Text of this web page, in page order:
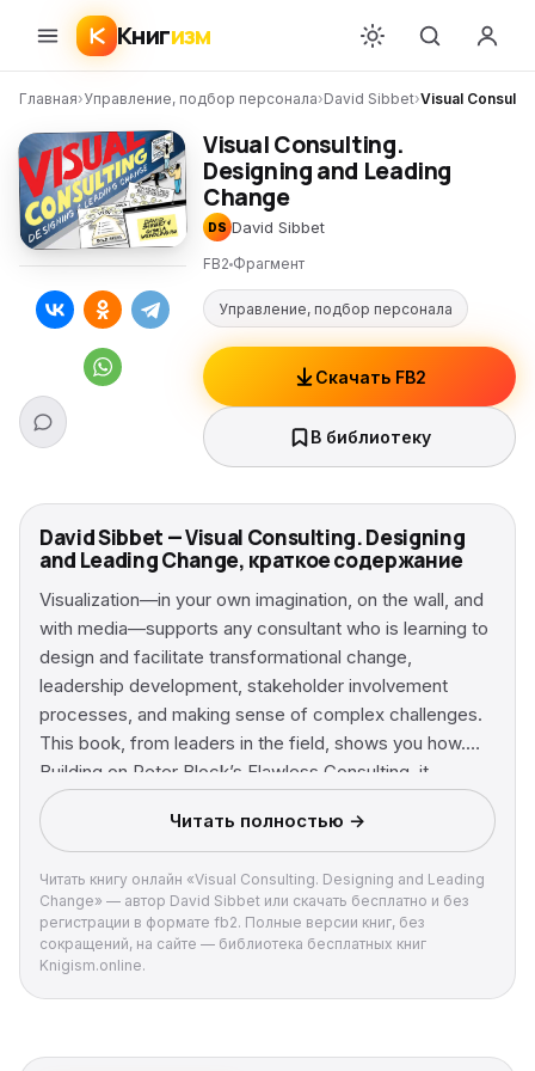
Книгизм
Главная›Управление, подбор персонала›David Sibbet›Visual
Visual Consulting.
Designing and Leading
Change
DS David Sibbet
FB2 Фрагмент
Управление, подбор персонала
Скачать FB2
В библиотеку
David Sibbet — Visual Consulting. Designing
and Leading Change, краткое содержание
Visualization—in your own imagination, on the wall, and
with media—supports any consultant who is learning to
design and facilitate transformational change,
leadership development, stakeholder involvement
processes, and making sense of complex challenges.
This book, from leaders in the field, shows you how.
Building on Peter Block’s Flawless Consulting, it
explains how to visually contract and scope work,
gather data, provide feedback, plan interventions,
implement, and support on-going sustainability in
organizational and community settings. Unlike Block’s
work, Visual Consulting addresses the challenging
problems of guiding organizational and social change
processes that involve multiple levels and types of
stakeholders, with interests in both local and global
design thinking can be used to get more creative and
Читать полностью →
Читать книгу онлайн «Visual Consulting. Designing and Leading
Change» — автор David Sibbet или скачать бесплатно и без
регистрации в формате fb2. Полные версии книг, без
сокращений, на сайте — библиотека бесплатных книг
Knigism.online.